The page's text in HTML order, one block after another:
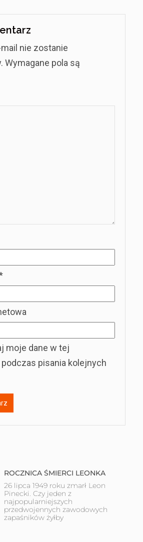
nie zostanie
Wymagane pola są
moje dane w tej
pisania kolejnych
ROCZNICA ŚMIERCI LEONKA
26 lipca 1949 roku zmarł Leon
Pinecki. Czy jeden z
najpopularniejszych
przedwojennych zawodowych
zapaśników żyłby